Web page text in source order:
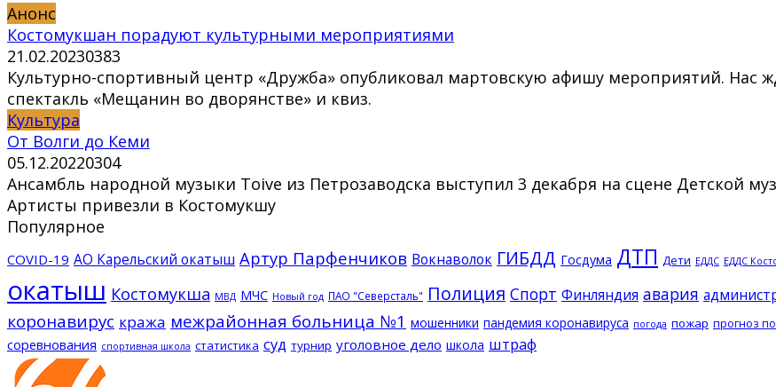
Анонс
Костомукшан порадуют культурными мероприятиями
21.02.20230383
Культурно-спортивный центр «Дружба» опубликовал мартовскую афишу мероприятий. Нас
спектакль «Мещанин во дворянстве» и квиз.
Культура
От Волги до Кеми
05.12.20220304
Ансамбль народной музыки Toive из Петрозаводска выступил 3 декабря на сцене Детской
Артисты привезли в Костомукшу
Популярное
COVID-19 АО Карельский окатыш Артур Парфенчиков Вокнаволок ГИБДД Госдума ДТП Дети ЕДДС ЕДДС
окатыш Костомукша МВД МЧС Новый год ПАО "Северсталь" Полиция Спорт Финляндия авария
коронавирус кража межрайонная больница №1 мошенники пандемия коронавируса погода пожар прогноз
соревнования спортивная школа статистика суд турнир уголовное дело школа штраф